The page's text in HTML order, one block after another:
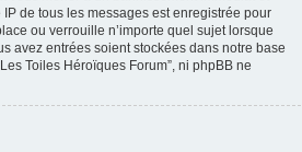
de tous les messages est enregistrée pour
ou verrouille n’importe quel sujet lorsque
avez entrées soient stockées dans notre base
Toiles Héroïques Forum”, ni phpBB ne